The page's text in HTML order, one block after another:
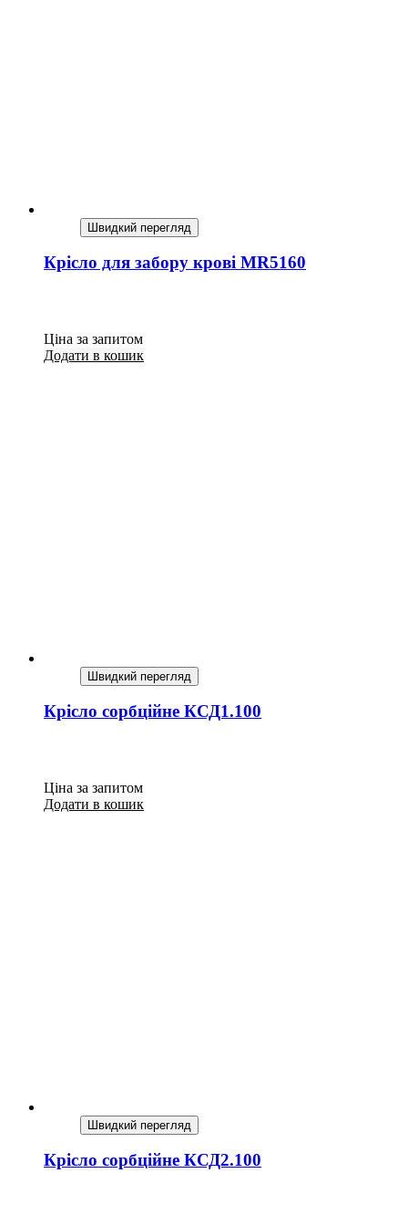
Швидкий перегляд
Крісло для забору крові MR5160
Ціна за запитом
Додати в кошик
Швидкий перегляд
Крісло сорбційне КСД1.100
Ціна за запитом
Додати в кошик
Швидкий перегляд
Крісло сорбційне КСД2.100